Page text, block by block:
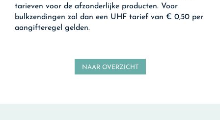
tarieven voor de afzonderlijke producten. Voor
bulkzendingen zal dan een UHF tarief van € 0,50 per
aangifteregel gelden.
NAAR OVERZICHT